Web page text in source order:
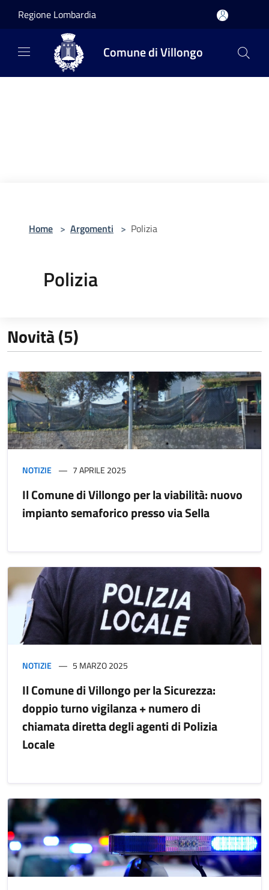
Regione Lombardia
Comune di Villongo
Home > Argomenti > Polizia
Polizia
Novità (5)
NOTIZIE 7 APRILE 2025
Il Comune di Villongo per la viabilità: nuovo
impianto semaforico presso via Sella
NOTIZIE 5 MARZO 2025
Il Comune di Villongo per la Sicurezza:
doppio turno vigilanza + numero di
chiamata diretta degli agenti di Polizia
Locale